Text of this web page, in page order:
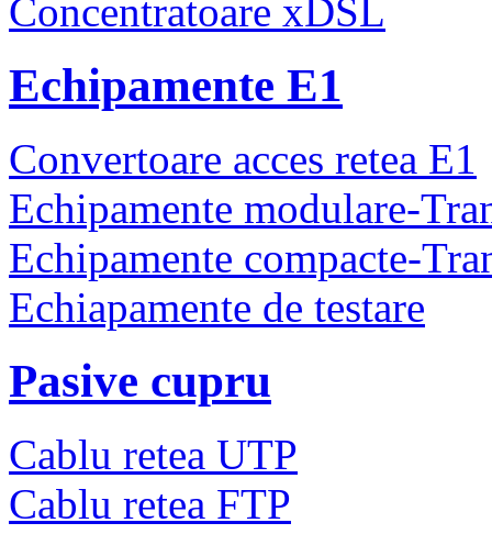
Concentratoare xDSL
Echipamente E1
Convertoare acces retea E1
Echipamente modulare-
Echipamente compacte-
Echiapamente de testare
Pasive cupru
Cablu retea UTP
Cablu retea FTP